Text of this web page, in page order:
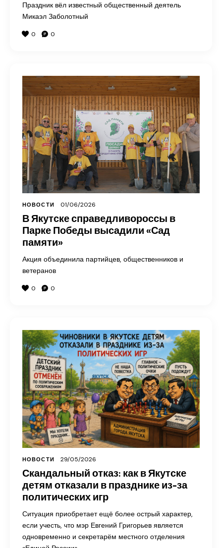
Праздник вёл известный общественный деятель
Микаэл Заболотный
0 0
НОВОСТИ 01/06/2026
В Якутске справедливороссы в
Парке Победы высадили «Сад
памяти»
Акция объединила партийцев, общественников и
ветеранов
0 0
НОВОСТИ 29/05/2026
Скандальный отказ: как в Якутске
детям отказали в празднике из-за
политических игр
Ситуация приобретает ещё более острый характер,
если учесть, что мэр Евгений Григорьев является
одновременно и секретарём местного отделения